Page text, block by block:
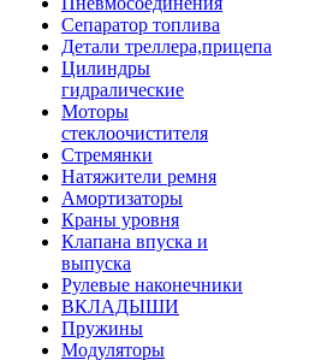
Сепаратор топлива
Детали треллера,прицепа
Цилиндры
гидралические
Моторы
стеклоочистителя
Стремянки
Натяжители ремня
Амортизаторы
Краны уровня
Клапана впуска и
выпуска
Рулевые наконечники
ВКЛАДЫШИ
Пружины
Модуляторы